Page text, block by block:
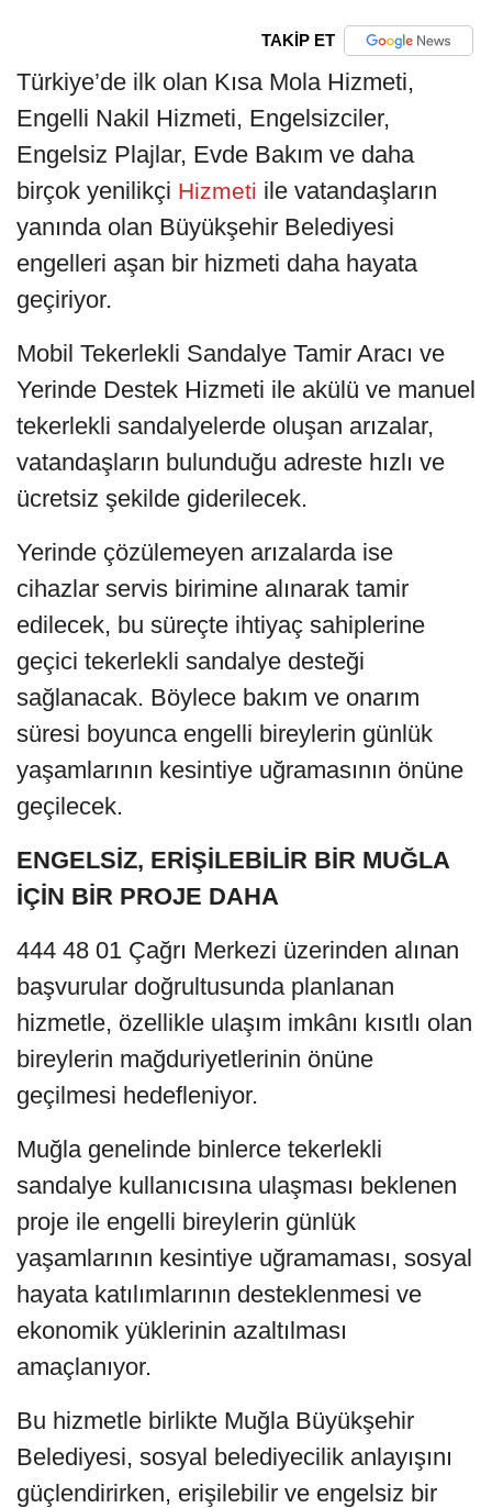
TAKİP ET
Türkiye’de ilk olan Kısa Mola Hizmeti,
Engelli Nakil Hizmeti, Engelsizciler,
Engelsiz Plajlar, Evde Bakım ve daha
birçok yenilikçi Hizmeti ile vatandaşların
yanında olan Büyükşehir Belediyesi
engelleri aşan bir hizmeti daha hayata
geçiriyor.
Mobil Tekerlekli Sandalye Tamir Aracı ve
Yerinde Destek Hizmeti ile akülü ve manuel
tekerlekli sandalyelerde oluşan arızalar,
vatandaşların bulunduğu adreste hızlı ve
ücretsiz şekilde giderilecek.
Yerinde çözülemeyen arızalarda ise
cihazlar servis birimine alınarak tamir
edilecek, bu süreçte ihtiyaç sahiplerine
geçici tekerlekli sandalye desteği
sağlanacak. Böylece bakım ve onarım
süresi boyunca engelli bireylerin günlük
yaşamlarının kesintiye uğramasının önüne
geçilecek.
ENGELSİZ, ERİŞİLEBİLİR BİR MUĞLA
İÇİN BİR PROJE DAHA
444 48 01 Çağrı Merkezi üzerinden alınan
başvurular doğrultusunda planlanan
hizmetle, özellikle ulaşım imkânı kısıtlı olan
bireylerin mağduriyetlerinin önüne
geçilmesi hedefleniyor.
Muğla genelinde binlerce tekerlekli
sandalye kullanıcısına ulaşması beklenen
proje ile engelli bireylerin günlük
yaşamlarının kesintiye uğramaması, sosyal
hayata katılımlarının desteklenmesi ve
ekonomik yüklerinin azaltılması
amaçlanıyor.
Bu hizmetle birlikte Muğla Büyükşehir
Belediyesi, sosyal belediyecilik anlayışını
güçlendirirken, erişilebilir ve engelsiz bir